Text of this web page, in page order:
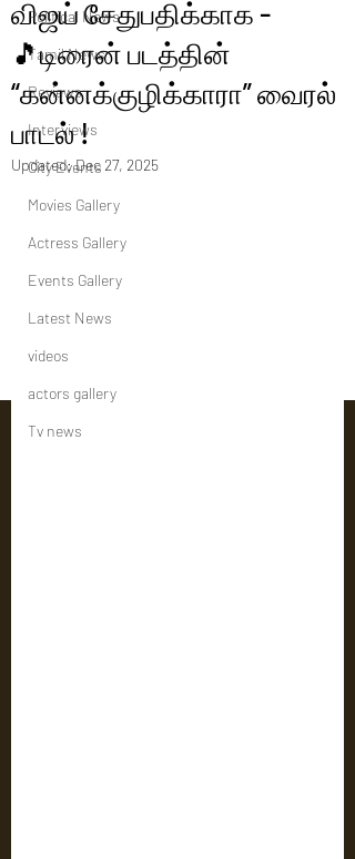
Political News
Tamil News
Reviews
Interviews
City Events
Movies Gallery
Actress Gallery
Events Gallery
Latest News
videos
actors gallery
Tv news
விஜய் சேதுபதிக்காக -
🎵டிரைன் படத்தின்
“கன்னக்குழிக்காரா” வைரல்
பாடல் !
Updated:Dec 27, 2025